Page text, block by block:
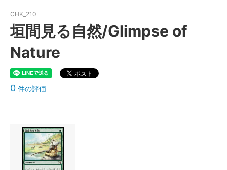
CHK_210
垣間見る自然/Glimpse of
Nature
0 件の評価